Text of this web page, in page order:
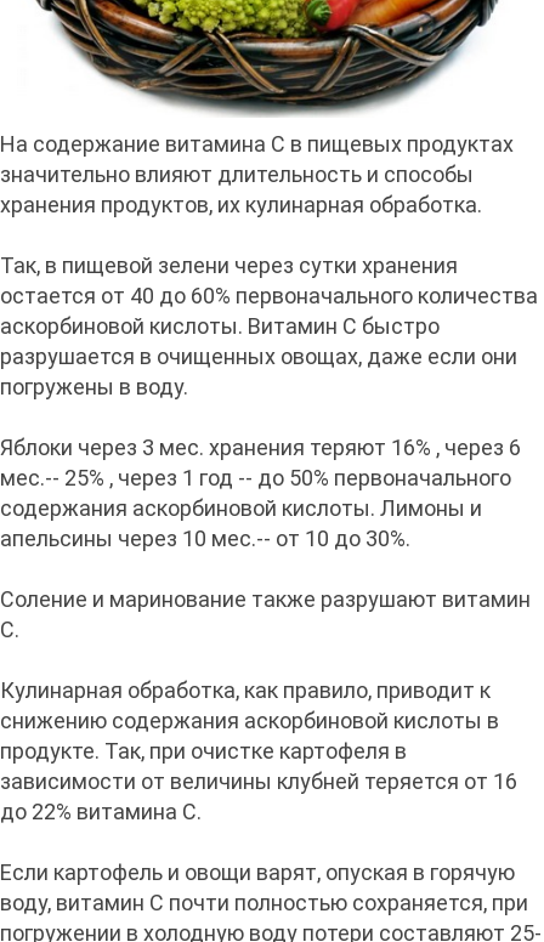
На содержание витамина С в пищевых продуктах
значительно влияют длительность и способы
хранения продуктов, их кулинарная обработка.
Так, в пищевой зелени через сутки хранения
остается от 40 до 60% первоначального количества
аскорбиновой кислоты. Витамин С быстро
разрушается в очищенных овощах, даже если они
погружены в воду.
Яблоки через 3 мес. хранения теряют 16% , через 6
мес.-- 25% , через 1 год -- до 50% первоначального
содержания аскорбиновой кислоты. Лимоны и
апельсины через 10 мес.-- от 10 до 30%.
Соление и маринование также разрушают витамин
С.
Кулинарная обработка, как правило, приводит к
снижению содержания аскорбиновой кислоты в
продукте. Так, при очистке картофеля в
зависимости от величины клубней теряется от 16
до 22% витамина С.
Если картофель и овощи варят, опуская в горячую
воду, витамин С почти полностью сохраняется, при
погружении в холодную воду потери составляют 25-